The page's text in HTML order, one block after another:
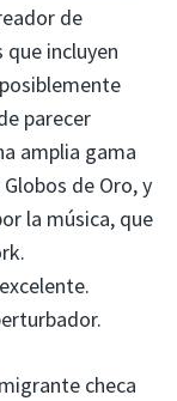
de
incluyen
parecer
amplia gama
de Oro, y
la música, que
checa